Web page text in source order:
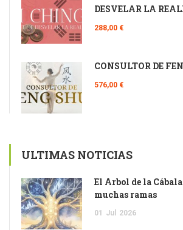
DESVELAR LA
288,00 €
CONSULTOR DE
576,00 €
ULTIMAS NOTICIAS
El Árbol de la
muchas ramas
01 Jul 2026